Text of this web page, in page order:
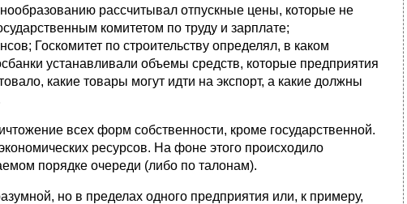
рассчитывал отпускные цены, которые не
комитетом по труду и зарплате;
Госкомитет по строительству определял, в каком
устанавливали объемы средств, которые предприятия
какие товары могут идти на экспорт, а какие должны
всех форм собственности, кроме государственной.
ресурсов. На фоне этого происходило
порядке очереди (либо по талонам).
но в пределах одного предприятия или, к примеру,